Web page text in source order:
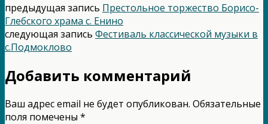
предыдущая запись Престольное торжество Борисо-
Глебского храма с. Енино
следующая запись Фестиваль классической музыки в
с.Подмоклово
Добавить комментарий
Ваш адрес email не будет опубликован. Обязательные
поля помечены *